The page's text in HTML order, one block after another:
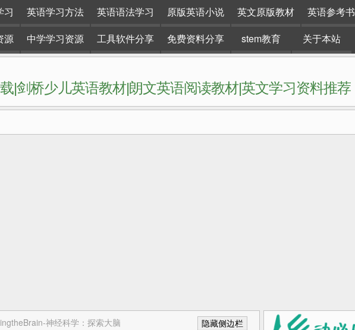
习 英语学习方法 英语语法学习 原版英语小说 英文原版教材 英语参考书
源 中学学习资源 工具软件分享 免费资料分享 stem教育 关于本站
|剑桥少儿英语教材|朗文英语阅读教材|英文学习资料推荐
神经科学：探索大脑 隐藏侧边栏